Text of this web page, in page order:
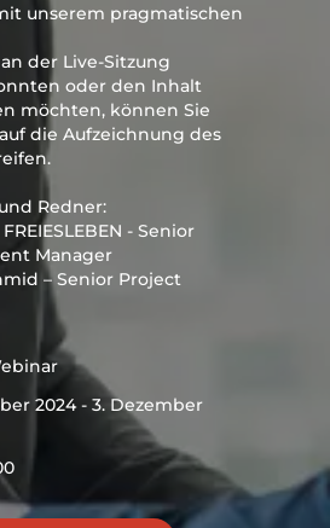
unserem pragmatischen
der Live-Sitzung
oder den Inhalt
möchten, können Sie
die Aufzeichnung des
Redner:
- Senior
Manager
– Senior Project
2024 - 3. Dezember